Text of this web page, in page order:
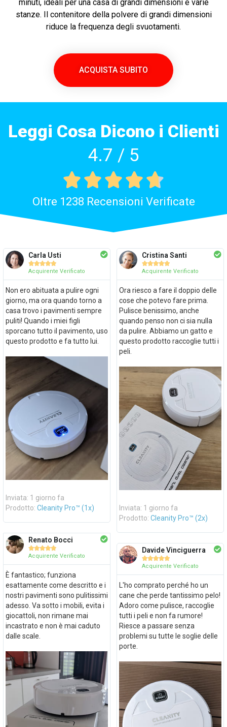
minuti, ideali per una casa di grandi dimensioni e varie
stanze. Il contenitore della polvere di grandi dimensioni
riduce la frequenza degli svuotamenti.
ACQUISTA SUBITO
Leggi Cosa Dicono i Clienti
4.7 / 5

Oltre 1238 Recensioni Verificate
Carla Usti

Acquirente Verificato
Non ero abituata a pulire ogni
giorno, ma ora quando torno a
casa trovo i pavimenti sempre
puliti! Quando i miei figli
sporcano tutto il pavimento, uso
questo prodotto e fa tutto lui.
Inviata: 1 giorno fa
Prodotto: Cleanity Pro™ (1x)
Renato Bocci

Acquirente Verificato
È fantastico; funziona
esattamente come descritto e i
nostri pavimenti sono pulitissimi
adesso. Va sotto i mobili, evita i
giocattoli, non rimane mai
incastrato e non è mai caduto
dalle scale.
Cristina Santi

Acquirente Verificato
Ora riesco a fare il doppio delle
cose che potevo fare prima.
Pulisce benissimo, anche
quando penso non ci sia nulla
da pulire. Abbiamo un gatto e
questo prodotto raccoglie tutti i
peli.
Inviata: 1 giorno fa
Prodotto: Cleanity Pro™ (2x)
Davide Vinciguerra

Acquirente Verificato
L'ho comprato perché ho un
cane che perde tantissimo pelo!
Adoro come pulisce, raccoglie
tutti i peli e non fa rumore!
Riesce a passare senza
problemi su tutte le soglie delle
porte.